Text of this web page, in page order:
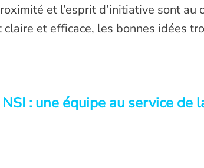
et l’esprit d’initiative sont
claire et efficace, les bonnes idées
: une équipe au service de